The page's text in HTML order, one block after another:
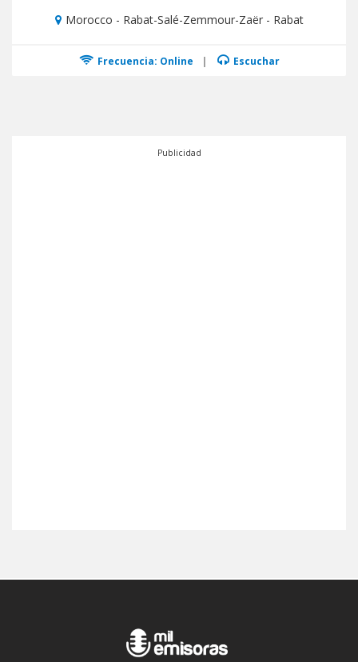
Morocco - Rabat-Salé-Zemmour-Zaër - Rabat
Frecuencia: Online | Escuchar
Publicidad